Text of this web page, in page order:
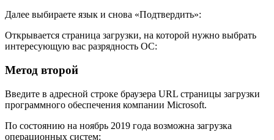
Далее выбираете язык и снова «Подтвердить»:
Открывается страница загрузки, на которой нужно выбрать
интересующую вас разрядность ОС:
Метод второй
Введите в адресной строке браузера URL страницы загрузки
программного обеспечения компании Microsoft.
По состоянию на ноябрь 2019 года возможна загрузка
операционных систем: